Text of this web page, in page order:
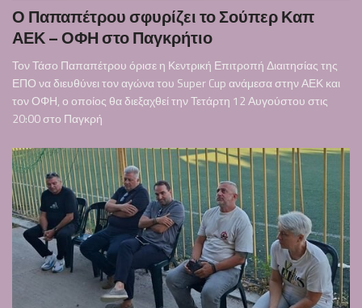
Ο Παπαπέτρου σφυρίζει το Σούπερ Καπ
ΑΕΚ – ΟΦΗ στο Παγκρήτιο
Τον Τάσο Παπαπέτρου όρισε η Κεντρική Επιτροπή Διαιτησίας της
ΕΠΟ να διευθύνει τον αγώνα του Super Cup ανάμεσα στην ΑΕΚ και
τον ΟΦΗ, ο οποίος θα διεξαχθεί την Τετάρτη 12 Αυγούστου στις
20:00 στο Παγκρή